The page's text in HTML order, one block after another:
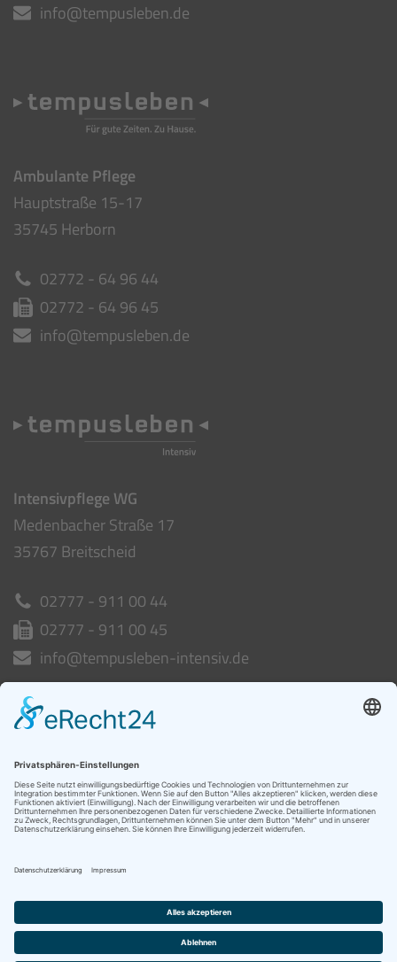
info@tempusleben.de
Ambulante Pflege
Hauptstraße 15-17
35745 Herborn
02772 - 64 96 44
02772 - 64 96 45
info@tempusleben.de
Intensivpflege WG
Medenbacher Straße 17
35767 Breitscheid
02777 - 911 00 44
02777 - 911 00 45
info@tempusleben-intensiv.de
Intensivpflege WGab Spätsommer 26
35649 Bischoffen
06441 - 982 74 23
06441 - 982 74 25